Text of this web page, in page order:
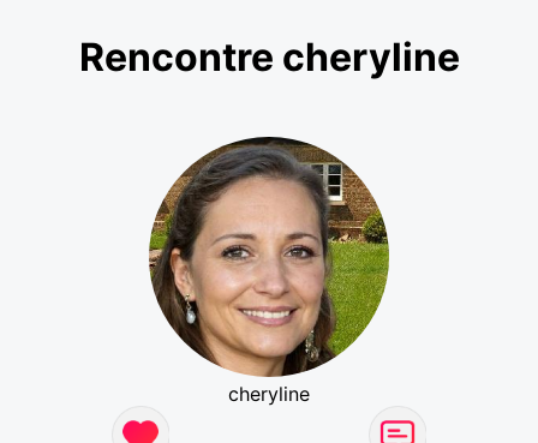
Rencontre cheryline
cheryline